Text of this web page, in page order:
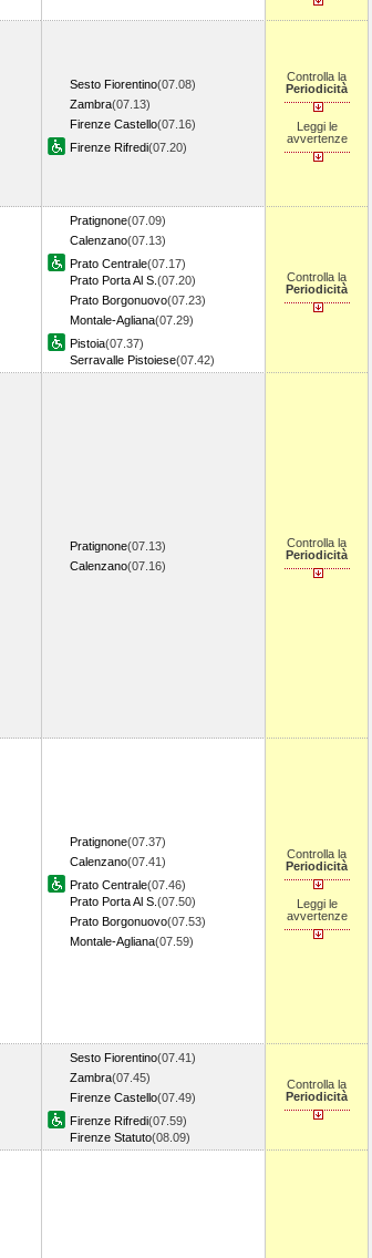
Sesto Fiorentino(07.08)
Zambra(07.13)
Firenze Castello(07.16)
Firenze Rifredi(07.20)
Controlla la
Periodicità
Leggi le
avvertenze
Pratignone(07.09)
Calenzano(07.13)
Prato Centrale(07.17)
Prato Porta Al S. (07.20)
Prato Borgonuovo(07.23)
Montale-Agliana(07.29)
Pistoia(07.37)
Serravalle Pistoiese(07.42)
Controlla la
Periodicità
Pratignone(07.13)
Calenzano(07.16)
Controlla la
Periodicità
Pratignone(07.37)
Calenzano(07.41)
Prato Centrale(07.46)
Prato Porta Al S. (07.50)
Prato Borgonuovo(07.53)
Montale-Agliana(07.59)
Controlla la
Periodicità
Leggi le
avvertenze
Sesto Fiorentino(07.41)
Zambra(07.45)
Firenze Castello(07.49)
Firenze Rifredi(07.59)
Firenze Statuto(08.09)
Controlla la
Periodicità